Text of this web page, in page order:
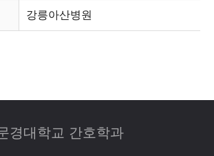
강릉아산병원
경대학교 간호학과